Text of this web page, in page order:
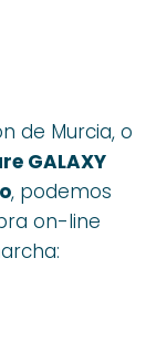
de Murcia, o
GALAXY
, podemos
on-line